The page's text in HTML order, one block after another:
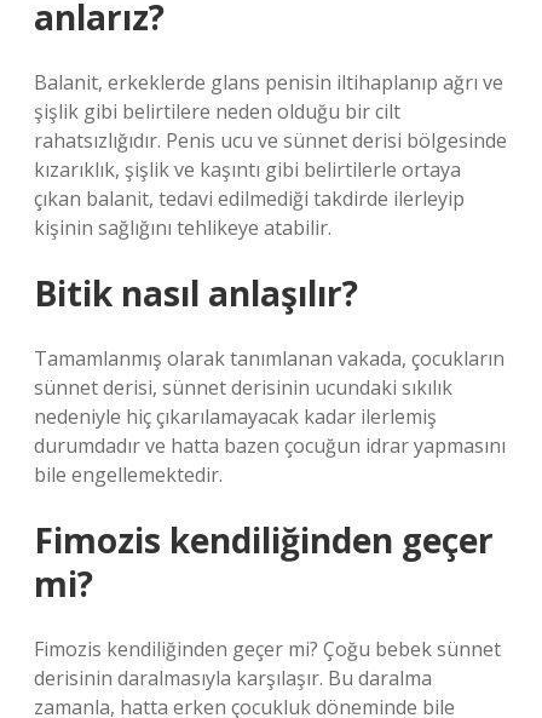
anlarız?
Balanit, erkeklerde glans penisin iltihaplanıp ağrı ve
şişlik gibi belirtilere neden olduğu bir cilt
rahatsızlığıdır. Penis ucu ve sünnet derisi bölgesinde
kızarıklık, şişlik ve kaşıntı gibi belirtilerle ortaya
çıkan balanit, tedavi edilmediği takdirde ilerleyip
kişinin sağlığını tehlikeye atabilir.
Bitik nasıl anlaşılır?
Tamamlanmış olarak tanımlanan vakada, çocukların
sünnet derisi, sünnet derisinin ucundaki sıkılık
nedeniyle hiç çıkarılamayacak kadar ilerlemiş
durumdadır ve hatta bazen çocuğun idrar yapmasını
bile engellemektedir.
Fimozis kendiliğinden geçer
mi?
Fimozis kendiliğinden geçer mi? Çoğu bebek sünnet
derisinin daralmasıyla karşılaşır. Bu daralma
zamanla, hatta erken çocukluk döneminde bile